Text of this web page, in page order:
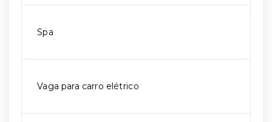
Spa
Vaga para carro elétrico